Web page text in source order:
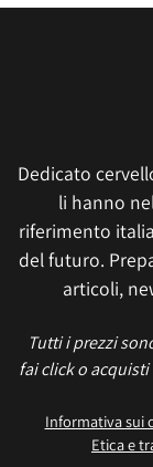
Dedicato
li hanno
riferimento
del futuro.
articoli,
Tutti i prezzi
fai click o
Informativa sui
Etica e